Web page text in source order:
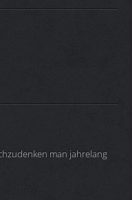
man jahrelang